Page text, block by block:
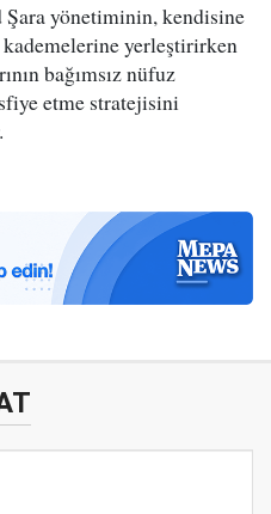
yönetiminin, kendisine
yerleştirirken
bağımsız nüfuz
etme stratejisini